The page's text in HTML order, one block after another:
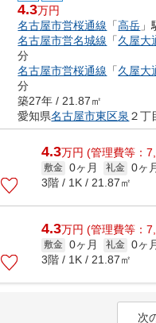
4.3万円
名古屋市営桜通線 「高岳
名古屋市営名城線 「久屋大
分
名古屋市営桜通線 「久屋大
分
築27年 / 21.87㎡
愛知県名古屋市東区泉 ２丁
4.3万円 (管理費等：
敷金 0ヶ月 礼金 0ヶ
3階 / 1K / 21.87㎡
4.3万円 (管理費等：
敷金 0ヶ月 礼金 0ヶ
3階 / 1K / 21.87㎡
次